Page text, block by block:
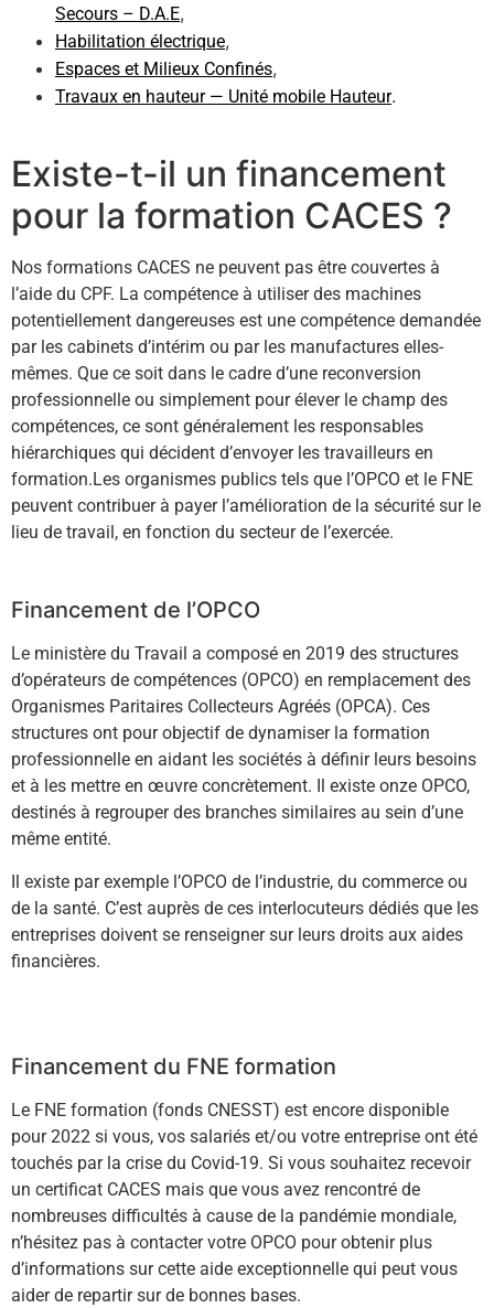
Secours – D.A.E,
Habilitation électrique,
Espaces et Milieux Confinés,
Travaux en hauteur — Unité mobile Hauteur.
Existe-t-il un financement
pour la formation CACES ?
Nos formations CACES ne peuvent pas être couvertes à
l’aide du CPF. La compétence à utiliser des machines
potentiellement dangereuses est une compétence demandée
par les cabinets d’intérim ou par les manufactures elles-
mêmes. Que ce soit dans le cadre d’une reconversion
professionnelle ou simplement pour élever le champ des
compétences, ce sont généralement les responsables
hiérarchiques qui décident d’envoyer les travailleurs en
formation.Les organismes publics tels que l’OPCO et le FNE
peuvent contribuer à payer l’amélioration de la sécurité sur le
lieu de travail, en fonction du secteur de l’exercée.
Financement de l’OPCO
Le ministère du Travail a composé en 2019 des structures
d’opérateurs de compétences (OPCO) en remplacement des
Organismes Paritaires Collecteurs Agréés (OPCA). Ces
structures ont pour objectif de dynamiser la formation
professionnelle en aidant les sociétés à définir leurs besoins
et à les mettre en œuvre concrètement. Il existe onze OPCO,
destinés à regrouper des branches similaires au sein d’une
même entité.
Il existe par exemple l’OPCO de l’industrie, du commerce ou
de la santé. C’est auprès de ces interlocuteurs dédiés que les
entreprises doivent se renseigner sur leurs droits aux aides
financières.
Financement du FNE formation
Le FNE formation (fonds CNESST) est encore disponible
pour 2022 si vous, vos salariés et/ou votre entreprise ont été
touchés par la crise du Covid-19. Si vous souhaitez recevoir
un certificat CACES mais que vous avez rencontré de
nombreuses difficultés à cause de la pandémie mondiale,
n’hésitez pas à contacter votre OPCO pour obtenir plus
d’informations sur cette aide exceptionnelle qui peut vous
aider de repartir sur de bonnes bases.